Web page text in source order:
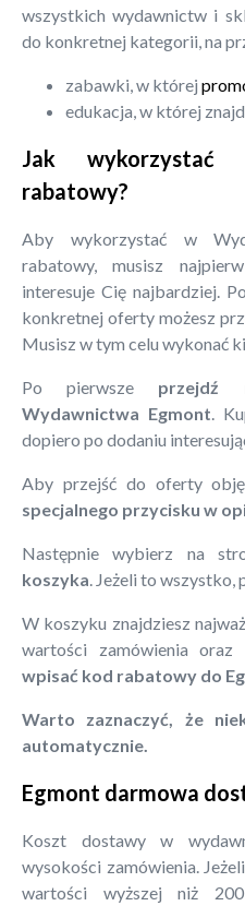
wszystkich wydawnictw i
do konkretnej kategorii, na
zabawki, w której
edukacja, w której
Jak
rabatowy?
Aby wykorzystać w
rabatowy, musisz
interesuje Cię najbardziej.
konkretnej oferty możesz
Musisz w tym celu wykonać
Po pierwsze przejdź
Wydawnictwa Egmont.
dopiero po dodaniu
Aby przejść do oferty
specjalnego przycisku w
Następnie wybierz na
koszyka. Jeżeli to wszystko,
W koszyku znajdziesz
wartości zamówienia oraz
wpisać kod rabatowy do
Warto zaznaczyć, że
automatycznie.
Egmont darmowa
Koszt dostawy w
wysokości zamówienia.
wartości wyższej niż